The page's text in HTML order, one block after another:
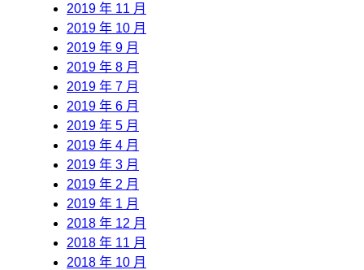
2019 年 11 月
2019 年 10 月
2019 年 9 月
2019 年 8 月
2019 年 7 月
2019 年 6 月
2019 年 5 月
2019 年 4 月
2019 年 3 月
2019 年 2 月
2019 年 1 月
2018 年 12 月
2018 年 11 月
2018 年 10 月